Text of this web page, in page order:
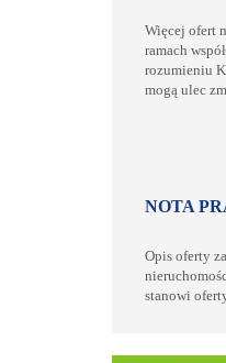
Więcej ofert
ramach
rozumieniu
mogą ulec
NOTA
Opis oferty
stanowi